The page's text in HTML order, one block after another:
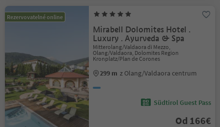
Rezervovatelné online
Mirabell Dolomites Hotel .
Luxury . Ayurveda & Spa
Mitterolang/Valdaora di Mezzo,
Olang/Valdaora, Dolomites Region
Kronplatz/Plan de Corones
299 m z Olang/Valdaora centrum
Südtirol Guest Pass
Od 166€